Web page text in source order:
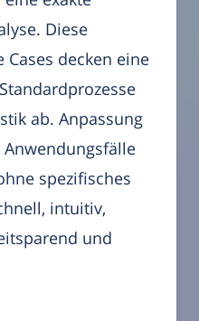
Diese
decken eine
ab. Anpassung
spezifisches
intuitiv,
und